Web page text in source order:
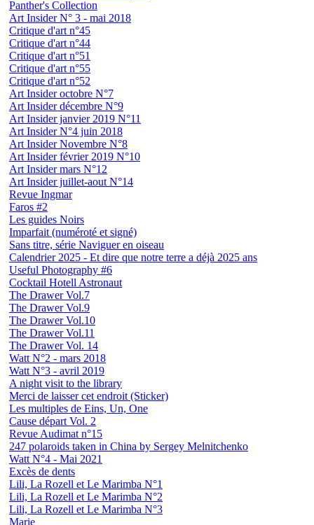
Panther's Collection
Art Insider N° 3 - mai 2018
Critique d'art n°45
Critique d'art n°44
Critique d'art n°51
Critique d'art n°55
Critique d'art n°52
Art Insider octobre N°7
Art Insider décembre N°9
Art Insider janvier 2019 N°11
Art Insider N°4 juin 2018
Art Insider Novembre N°8
Art Insider février 2019 N°10
Art Insider mars N°12
Art Insider juillet-aout N°14
Revue Ingmar
Faros #2
Les guides Noirs
Imparfait (numéroté et signé)
Sans titre, série Naviguer en oiseau
Calendrier 2025 - Et dire que notre terre a déjà 2025 ans
Useful Photography #6
Cocktail Hotell Astronaut
The Drawer Vol.7
The Drawer Vol.9
The Drawer Vol.10
The Drawer Vol.11
The Drawer Vol. 14
Watt N°2 - mars 2018
Watt N°3 - avril 2019
A night visit to the library
Merci de laisser cet endroit (Sticker)
Les multiples de Eins, Un, One
Cause départ Vol. 2
Revue Audimat n°15
247 polaroids taken in China by Sergey Melnitchenko
Watt N°4 - Mai 2021
Excès de dents
Lili, La Rozell et Le Marimba N°1
Lili, La Rozell et Le Marimba N°2
Lili, La Rozell et Le Marimba N°3
Marie